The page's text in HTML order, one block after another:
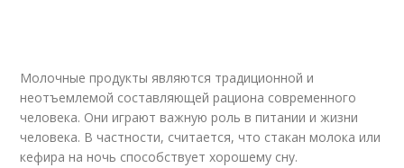
Молочные продукты являются традиционной и
неотъемлемой составляющей рациона современного
человека. Они играют важную роль в питании и жизни
человека. В частности, считается, что стакан молока или
кефира на ночь способствует хорошему сну.